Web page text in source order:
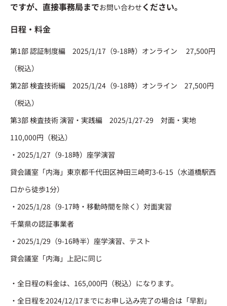
ですが、直接事務局までお問い合わせ ください。
日程・料金
第1部 認証制度編 2025/1/17（9-18時）オンライン 27,500円
（税込）
第2部 検査技術編 2025/1/24（9-18時）オンライン 27,500円
（税込）
第3部 検査技術 演習・実践編 2025/1/27-29 対面・実地
110,000円（税込）
・2025/1/27（9-18時）座学演習
貸会議室「内海」東京都千代田区神田三崎町3-6-15（水道橋駅西
口から徒歩1分）
・2025/1/28（9-17時・移動時間を除く）対面実習
千葉県の認証事業者
・2025/1/29（9-16時半）座学演習、テスト
貸会議室「内海」上記に同じ
・全日程の料金は、165,000円（税込）になります。
・全日程を2024/12/17までにお申し込み完了の場合は「早割」